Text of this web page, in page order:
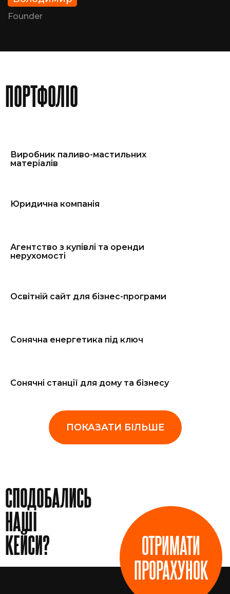
Founder
ПОРТФОЛІО
Виробник паливо-мастильних
матеріалів
Юридична компанія
Агентство з купівлі та оренди
нерухомості
Освітній сайт для бізнес-програми
Сонячна енергетика під ключ
Сонячні станції для дому та бізнесу
ПОКАЗАТИ БІЛЬШЕ
СПОДОБАЛИСЬ
НАШІ
КЕЙСИ?
ОТРИМАТИ
ПРОРАХУНОК